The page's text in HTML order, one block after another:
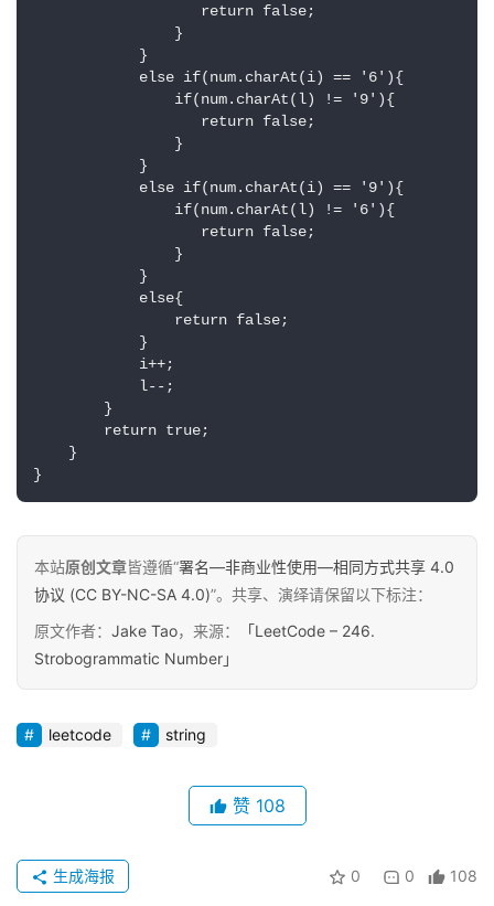
行
业
碎
念
推
荐
关
登录
                   return false;
                }
            }
            else if(num.charAt(i) == '6'){
                if(num.charAt(l) != '9'){
                   return false;
                }
            }
            else if(num.charAt(i) == '9'){
                if(num.charAt(l) != '6'){
                   return false;
                }
            }
            else{
                return false;
            }
            i++;
            l--;
        }
        return true;
    }
}
本站原创文章皆遵循“署名—非商业性使用—相同方式共享 4.0
协议 (CC BY-NC-SA 4.0)”。共享、演绎请保留以下标注：
原文作者： Jake Tao，来源：
「LeetCode – 246.
Strobogrammatic Number」
leetcode string
赞 108
0 0 108
生成海报